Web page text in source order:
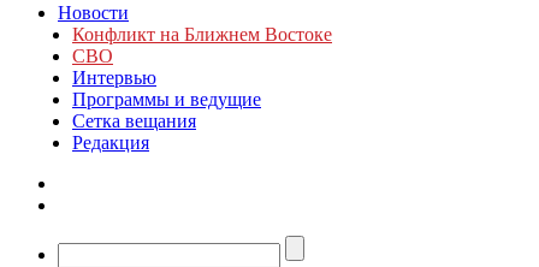
Новости
Конфликт на Ближнем Востоке
СВО
Интервью
Программы и ведущие
Сетка вещания
Редакция